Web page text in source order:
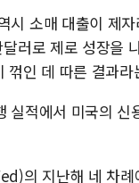
시 소매 대출이 제
러로 제로 성장을
꺾인 데 따른 결과라
실적에서 미국의
의 지난해 네 차